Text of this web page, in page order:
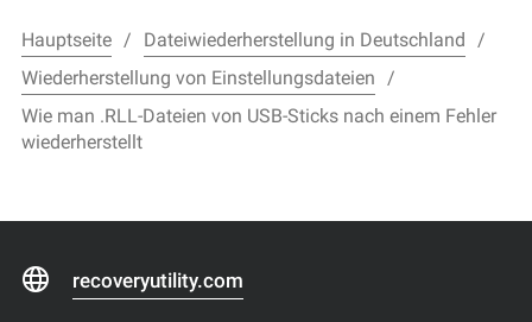
Hauptseite
Dateiwiederherstellung in Deutschland
Wiederherstellung von Einstellungsdateien
Wie man .RLL-Dateien von USB-Sticks nach einem Fehler
wiederherstellt
recoveryutility.com